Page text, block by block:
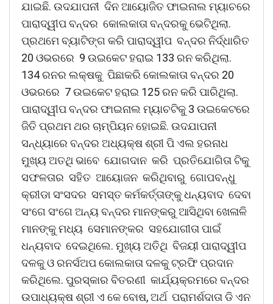
ଯାଇଛି. ଉଦଯାପନୀ ଦିନ ଆୟୋଜିତ ଫାଇନାଲ ମ୍ୟାଚରେ
ପାରାଦ୍ୱୀପ ବନ୍ଦର କୋଲକାତା ବନ୍ଦରକୁ ଭେଟିଥିଲା.
ପ୍ରଥମେ ବ୍ୟାଟିଙ୍ଗ କରି ପାରାଦ୍ୱୀପ ବନ୍ଦର ନିର୍ଦ୍ଧାରିତ
20 ଓଭରରେ 9 ଉଇକେଟ ହରାଇ 133 ରନ କରିଥିଲା.
134 ରନର ଲକ୍ଷକୁ ପିଛାକରି କୋଲକାତା ବନ୍ଦର 20
ଓଭରରେ 7 ଉଇକେଟ ହରାଇ 125 ରନ କରି ପାରିଥିଲା.
ପାରାଦ୍ୱୀପ ବନ୍ଦର ଫାଇନାଲ ମ୍ୟାଚଟିକୁ 3 ଉଇକେଟରେ
ଜିତି ପ୍ରଥମ ଥର ଚାମ୍ପିୟନ ହୋଇଛି. ଉଦଯାପନୀ
ସନ୍ଧ୍ୟାରେ ବନ୍ଦର ଅଧ୍ୟକ୍ଷ ଶ୍ରୀ ପି ଏଲ ହରନାଧ
ମୁଖ୍ୟ ଅତଥି ଭାବେ ଯୋଗଦାନ କରି ପ୍ରତିଯୋଗିତା ଟିକୁ
ସଫଳତାର ସହିତ ଆୟୋଜନ କରିଥିବାରୁ ଗୋପବନ୍ଧୁ
କ୍ରୀଡା ସଂସଦର ସମସ୍ତ କର୍ମକର୍ତ୍ତାଙ୍କୁ ଧନ୍ୟବାଦ ଦେବା
ସଂଗେ ସଂଗେ ଅନ୍ୟ ବନ୍ଦର ମାନଙ୍କରୁ ଆସିଥିବା ଖେଳାଳି
ମାନଙ୍କୁ ମଧ୍ୟ ସେମାନଙ୍କର ସହଯୋଗୀତା ପାଇଁ
ଧନ୍ୟବାଦ ଦେଇଥିଲେ. ମୁଖ୍ୟ ଅତିଥି ବିଜୟୀ ପାରାଦ୍ୱୀପ
ଦଳକୁ ଓ ରନର୍ସଅପ କୋଲକାତା ଦଳକୁ ଟ୍ରଫି ପ୍ରଦାନ
କରିଥିଲେ. ପୁରସ୍କାର ବିତରଣୀ କାର୍ଯ୍ୟକ୍ରମରେ ବନ୍ଦର
ଉପାଧ୍ୟକ୍ଷ ଶ୍ରୀ ଏ କେ ବୋଷ, ଅର୍ଥ ପରାମର୍ଶଦାତା ଡି ଏନ